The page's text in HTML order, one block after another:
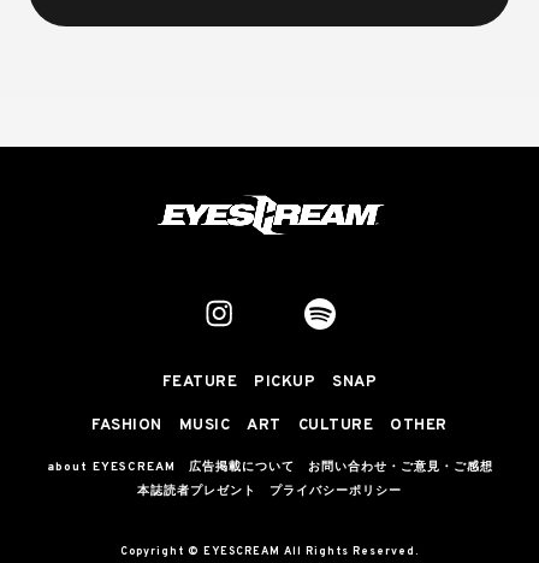
FEATURE PICKUP SNAP
FASHION MUSIC ART CULTURE OTHER
about EYESCREAM 広告掲載について
お問い合わせ・ご意見・ご感想
本誌読者プレゼント
プライバシーポリシー
Copyright © EYESCREAM All Rights Reserved.